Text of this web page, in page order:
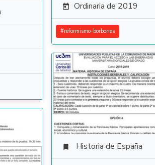
 Ordinaria de 2019
#reformismo-borbones
 Historia de España